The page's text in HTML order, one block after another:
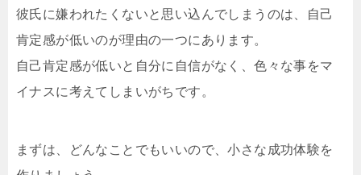
彼氏に嫌われたくないと思い込んでしまうのは、自己
肯定感が低いのが理由の一つにあります。
自己肯定感が低いと自分に自信がなく、色々な事をマ
イナスに考えてしまいがちです。
まずは、どんなことでもいいので、小さな成功体験を